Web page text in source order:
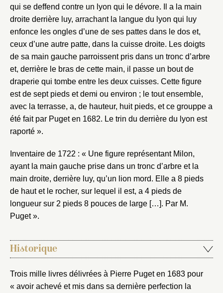
qui se deffend contre un lyon qui le dévore. Il a la main
droite derrière luy, arrachant la langue du lyon qui luy
enfonce les ongles d’une de ses pattes dans le dos et,
ceux d’une autre patte, dans la cuisse droite. Les doigts
de sa main gauche parroissent pris dans un tronc d’arbre
et, derrière le bras de cette main, il passe un bout de
draperie qui tombe entre les deux cuisses. Cette figure
est de sept pieds et demi ou environ ; le tout ensemble,
avec la terrasse, a, de hauteur, huit pieds, et ce grouppe a
été fait par Puget en 1682. Le trin du derrière du lyon est
raporté ».
Inventaire de 1722 : « Une figure représentant Milon,
ayant la main gauche prise dans un tronc d’arbre et la
main droite, derrière luy, qu’un lion mord. Elle a 8 pieds
de haut et le rocher, sur lequel il est, a 4 pieds de
longueur sur 2 pieds 8 pouces de large […]. Par M.
Puget ».
Historique
Trois mille livres délivrées à Pierre Puget en 1683 pour
« avoir achevé et mis dans sa dernière perfection la